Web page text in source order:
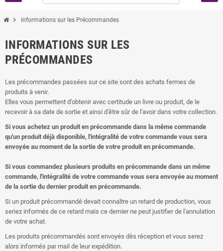
chevron_right Informations sur les Précommandes
INFORMATIONS SUR LES
PRÉCOMMANDES
Les précommandes passées sur ce site sont des achats fermes de
produits à venir.
Elles vous permettent d'obtenir avec certitude un livre ou produit, de le
recevoir à sa date de sortie et ainsi d'être sûr de l'avoir dans votre collection.
Si vous achetez un produit en précommande dans la même commande
qu'un produit déjà disponible, l'intégralité de votre commande vous sera
envoyée au moment de la sortie de votre produit en précommande.
Si vous commandez plusieurs produits en précommande dans un même
commande, l'intégralité de votre commande vous sera envoyée au moment
de la sortie du dernier produit en précommande.
Si un produit précommandé devait connaître un retard de production, vous
seriez informés de ce retard mais ce dernier ne peut justifier de l'annulation
de votre achat.
Les produits précommandés sont envoyés dès réception et vous serez
alors informés par mail de leur expédition.